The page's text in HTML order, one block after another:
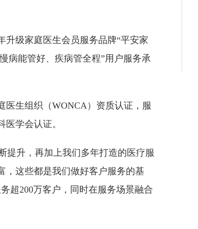
升级家庭医生会员服务品牌“平安家
病能管好、疾病管全程”用户服务承
生组织（WONCA）资质认证，服
学会认证。
提升，再加上我们多年打造的医疗服
，这些都是我们做好客户服务的基
超200万客户，同时在服务场景融合